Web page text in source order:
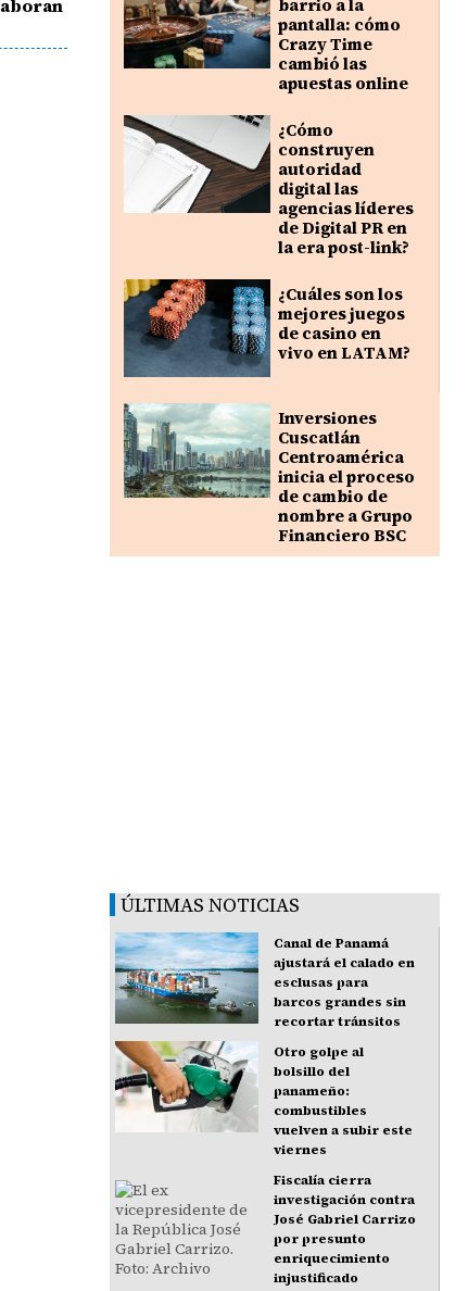
barrio a la
pantalla: cómo
Crazy Time
cambió las
apuestas online
¿Cómo
construyen
autoridad
digital las
agencias líderes
de Digital PR en
la era post-link?
¿Cuáles son los
mejores juegos
de casino en
vivo en LATAM?
Inversiones
Cuscatlán
Centroamérica
inicia el proceso
de cambio de
nombre a Grupo
Financiero BSC
ÚLTIMAS NOTICIAS
Canal de Panamá
ajustará el calado en
esclusas para
barcos grandes sin
recortar tránsitos
Otro golpe al
bolsillo del
panameño:
combustibles
vuelven a subir este
viernes
Fiscalía cierra
investigación contra
José Gabriel Carrizo
por presunto
enriquecimiento
injustificado